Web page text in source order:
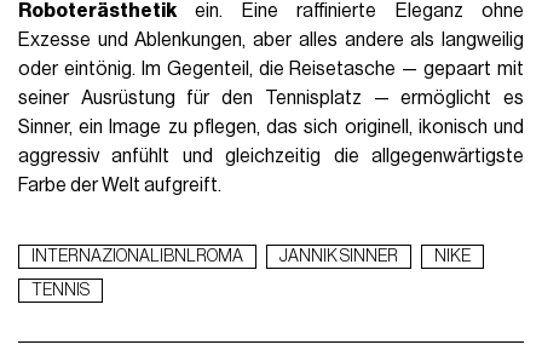
Roboterästhetik ein. Eine raffinierte Eleganz ohne
Exzesse und Ablenkungen, aber alles andere als langweilig
oder eintönig. Im Gegenteil, die Reisetasche — gepaart mit
seiner Ausrüstung für den Tennisplatz — ermöglicht es
Sinner, ein Image zu pflegen, das sich originell, ikonisch und
aggressiv anfühlt und gleichzeitig die allgegenwärtigste
Farbe der Welt aufgreift.
INTERNAZIONALIBNLROMA JANNIK SINNER
NIKE
TENNIS